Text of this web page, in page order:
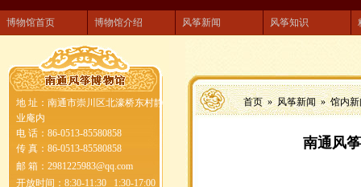
博物馆首页 博物馆介绍 风筝新闻 风筝知识
地 址：南通市崇川区北濠桥东村静
业庵内
电 话：86-0513-85580858
传 真：86-0513-85580858
邮 箱： 2981225983@qq.com
开放时间：8:30-11:30 1:30-17:00
首页 »风筝新闻»馆内
南通风